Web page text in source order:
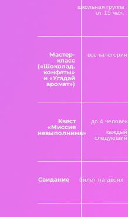
школьная группа
от 15 чел.
Мастер-
класс
(«Шоколад.
конфеты»
и «Угадай
аромат»)
все категории
Квест
«Миссия
невыполнима»
до 4 человек
каждый
следующий
Свидание билет на двоих